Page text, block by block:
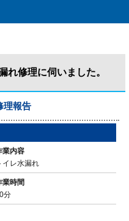
れ修理に伺いました。
理報告
業内容
イレ水漏れ
業時間
分